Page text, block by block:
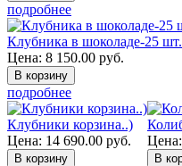
подробнее
Клубника в шоколаде-25 шт.
Цена: 8 150.00 руб.
подробнее
Клубники корзина..)
Цена: 14 690.00 руб.
Цена: